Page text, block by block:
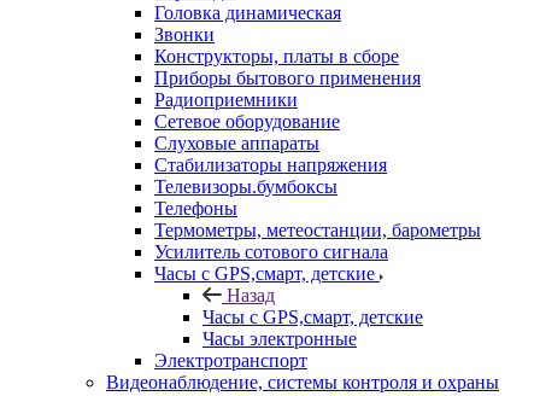
Головка динамическая
Звонки
Конструкторы, платы в сборе
Приборы бытового применения
Радиоприемники
Сетевое оборудование
Слуховые аппараты
Стабилизаторы напряжения
Телевизоры.бумбоксы
Телефоны
Термометры, метеостанции, барометры
Усилитель сотового сигнала
Часы с GPS,смарт, детские
Назад
Часы с GPS,смарт, детские
Часы электронные
Электротранспорт
Видеонаблюдение, системы контроля и охраны